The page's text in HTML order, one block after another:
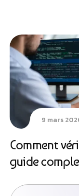
9 mars
Comment
guide